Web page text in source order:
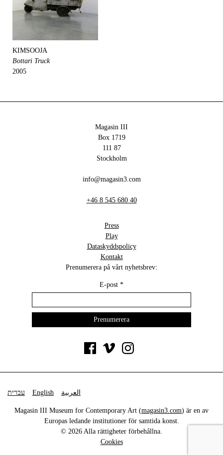
KIMSOOJA
Bottari Truck
2005
Magasin III
Box 1719
111 87
Stockholm
info@magasin3.com
+46 8 545 680 40
Press
Play
Dataskyddspolicy
Kontakt
Prenumerera på vårt nyhetsbrev:
E-post *
עברית English العربية
Magasin III Museum for Contemporary Art (magasin3.com) är en av
Europas ledande institutioner för samtida konst.
© 2026 Alla rättigheter förbehållna.
Cookies